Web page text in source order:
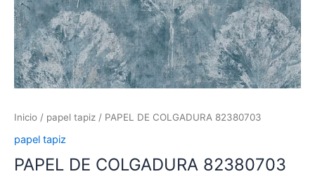
Inicio / papel tapiz / PAPEL DE COLGADURA 82380703
papel tapiz
PAPEL DE COLGADURA 82380703